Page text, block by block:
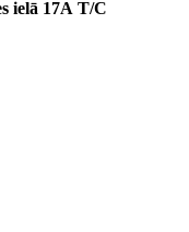
ielā 17A T/C